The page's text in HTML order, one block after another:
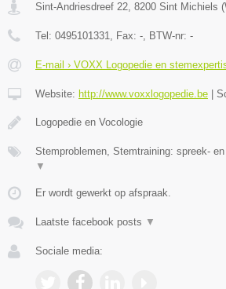
Sint-Andriesdreef 22, 8200 Sint Michiels (
Tel: 0495101331, Fax: -, BTW-nr: -
E-mail › VOXX Logopedie en
Website: http://www.voxxlogopedie.be
Logopedie en Vocologie
Stemproblemen, Stemtraining: spreek-
▼
Er wordt gewerkt op afspraak.
Laatste facebook posts ▼
Sociale media: